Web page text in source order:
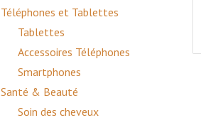
Téléphones et Tablettes
Tablettes
Accessoires Téléphones
Smartphones
Santé & Beauté
Soin des cheveux